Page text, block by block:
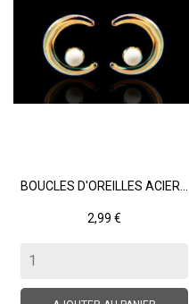
BOUCLES D'OREILLES ACIER...
Prix
2,99 €